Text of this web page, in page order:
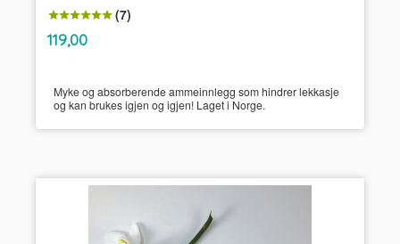
(7)
Pris
119,00mva.
Myke og absorberende ammeinnlegg som hindrer lekkasje
og kan brukes igjen og igjen! Laget i Norge.